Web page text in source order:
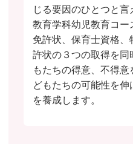
じる要因のひとつと言
教育学科幼児教育コ
免許状、保育士資格
許状の３つの取得を
もたちの得意、不得
どもたちの可能性を
を養成します。